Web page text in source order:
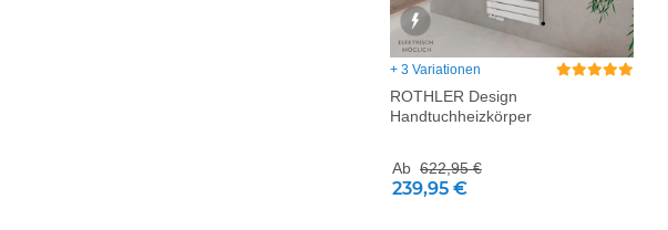
+ 3 Variationen
ROTHLER Design
Handtuchheizkörper
Ab 622,95 €
239,95 €